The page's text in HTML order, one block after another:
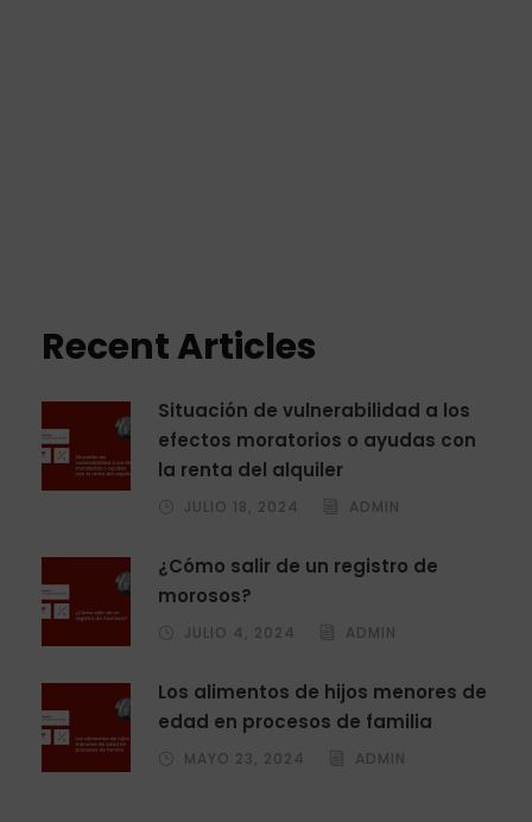
Recent Articles
Situación de vulnerabilidad a los
efectos moratorios o ayudas con
la renta del alquiler
JULIO 18, 2024 ADMIN
¿Cómo salir de un registro de
morosos?
JULIO 4, 2024 ADMIN
Los alimentos de hijos menores de
edad en procesos de familia
MAYO 23, 2024 ADMIN